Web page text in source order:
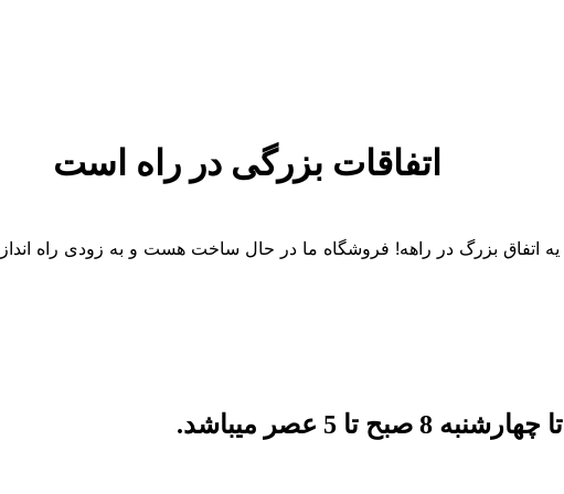
اتفاقات بزرگی در راه است
یه اتفاق بزرگ در راهه! فروشگاه ما در حال ساخت هست و به زودی راه
5 عصر میباشد.